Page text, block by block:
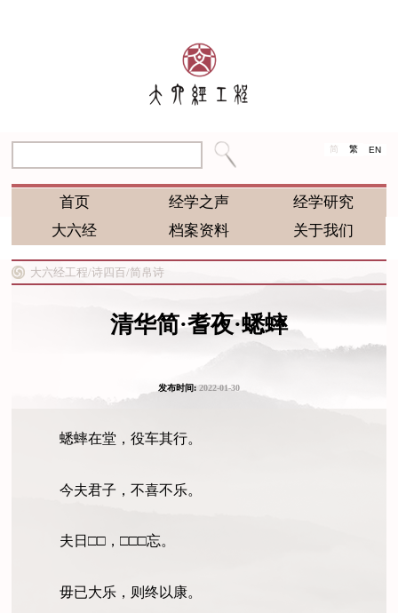
简 繁 EN
首页 经学之声
经学研究
大六经
档案资料 关于我们
大六经工程/诗四百/简帛诗
清华简·耆夜·蟋蟀
发布时间:2022-01-30
蟋蟀在堂，役车其行。
今夫君子，不喜不乐。
夫日□□，□□□忘。
毋已大乐，则终以康。